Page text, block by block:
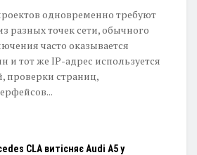
одновременно требуют
разных точек сети, обычного
часто оказывается
и тот же IP-адрес используется
проверки страниц,
CLA витісняє Audi A5 у